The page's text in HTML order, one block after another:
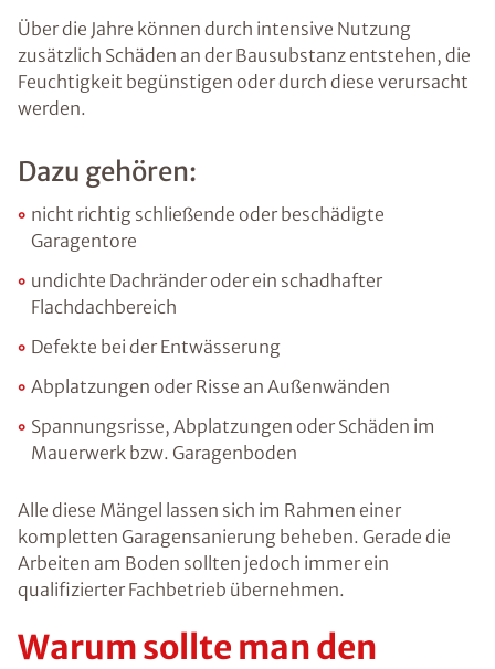
Über die Jahre können durch intensive Nutzung
zusätzlich Schäden an der Bausubstanz entstehen, die
Feuchtigkeit begünstigen oder durch diese verursacht
werden.
Dazu gehören:
nicht richtig schließende oder beschädigte
Garagentore
undichte Dachränder oder ein schadhafter
Flachdachbereich
Defekte bei der Entwässerung
Abplatzungen oder Risse an Außenwänden
Spannungsrisse, Abplatzungen oder Schäden im
Mauerwerk bzw. Garagenboden
Alle diese Mängel lassen sich im Rahmen einer
kompletten Garagensanierung beheben. Gerade die
Arbeiten am Boden sollten jedoch immer ein
qualifizierter Fachbetrieb übernehmen.
Warum sollte man den